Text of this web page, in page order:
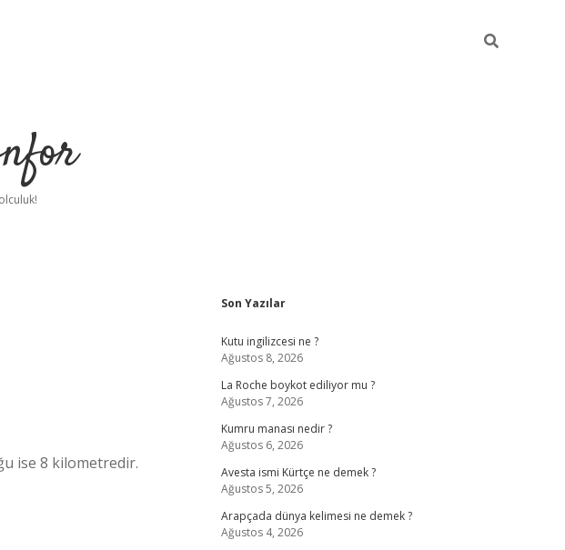
ise 8 kilometredir.
Sidebar
Son Yazılar
Kutu ingilizcesi ne ?
Ağustos 8, 2026
La Roche boykot ediliyor mu ?
Ağustos 7, 2026
Kumru manası nedir ?
Ağustos 6, 2026
Avesta ismi Kürtçe ne demek ?
Ağustos 5, 2026
Arapçada dünya kelimesi ne demek ?
Ağustos 4, 2026